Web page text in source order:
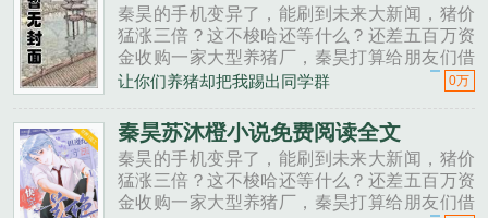
秦昊的手机变异了，能刷到未来大新闻，猪价
猛涨三倍？这不梭哈还等什么？还差五百万资
金收购一家大型养猪厂，秦昊打算给朋友们借
一点。秦昊老班长啊，我想回家养猪，要不要
秦昊二狗子，借500万买点......
让你们养猪却把我踢出同学群 0万
秦昊苏沐橙小说免费阅读全文
秦昊的手机变异了，能刷到未来大新闻，猪价
猛涨三倍？这不梭哈还等什么？还差五百万资
金收购一家大型养猪厂，秦昊打算给朋友们借